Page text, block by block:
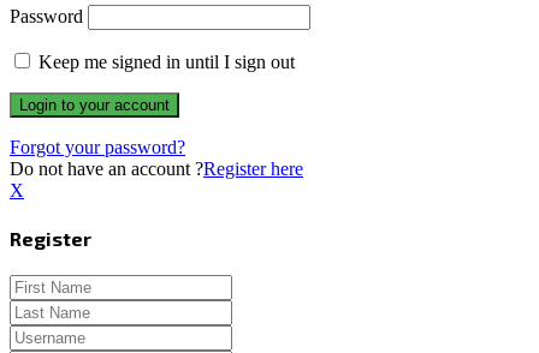
Password
Keep me signed in until I sign out
Forgot your password?
Do not have an account ?Register here
X
Register